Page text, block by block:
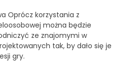
Oprócz korzystania z
można będzie
ze znajomymi w
tak, by dało się je
gry.